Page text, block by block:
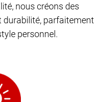
nous créons des
durabilité, parfaitement
personnel.